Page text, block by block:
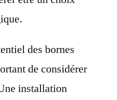
des bornes
de considérer
installation